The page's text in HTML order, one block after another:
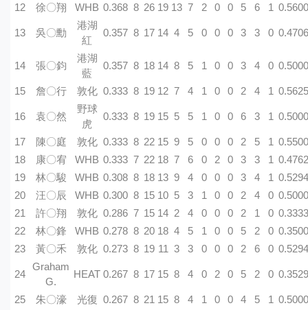
12 徐〇翔 WHB 0.368 8 26 19 13 7 2 0 0 5 6 1 0.5600
13 吳〇勳
港湖
紅
0.357 8 17 14 4 5 0 0 0 3 3 0 0.4706
14 張〇鈞
港湖
藍
0.357 8 18 14 8 5 1 0 0 3 4 0 0.5000
15 詹〇行 敦化 0.333 8 19 12 7 4 1 0 0 2 4 1 0.5625
16 袁〇然
野球
虎
0.333 8 19 15 5 5 1 0 0 6 3 1 0.5000
17 陳〇庭 敦化 0.333 8 22 15 9 5 0 0 0 2 5 1 0.5500
18
康〇宥 WHB 0.333 7 22 18 7 6 0 2 0 3 3 1 0.4762
19
林〇駿 WHB 0.308 8 18 13 9 4 0 0 0 3 4 1 0.5294
20
汪〇辰 WHB 0.300 8 15 10 5 3 1 0 0 2 4 0 0.5000
21
許〇翔 敦化 0.286 7 15 14 2 4 0 0 0 2 1 0 0.3333
22
林〇鋒 WHB 0.278 8 20 18 4 5 1 0 0 5 2 0 0.3500
23
黃〇禾 敦化 0.273 8 19 11 3 3 0 0 0 2 6 0 0.5294
24
Graham
G.
HEAT 0.267 8 17 15 8 4 0 2 0 5 2 0 0.3529
25 朱〇濠 光復 0.267 8 21 15 8 4 1 0 0 4 5 1 0.5000